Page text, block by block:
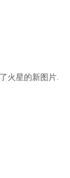
火星的新图片.